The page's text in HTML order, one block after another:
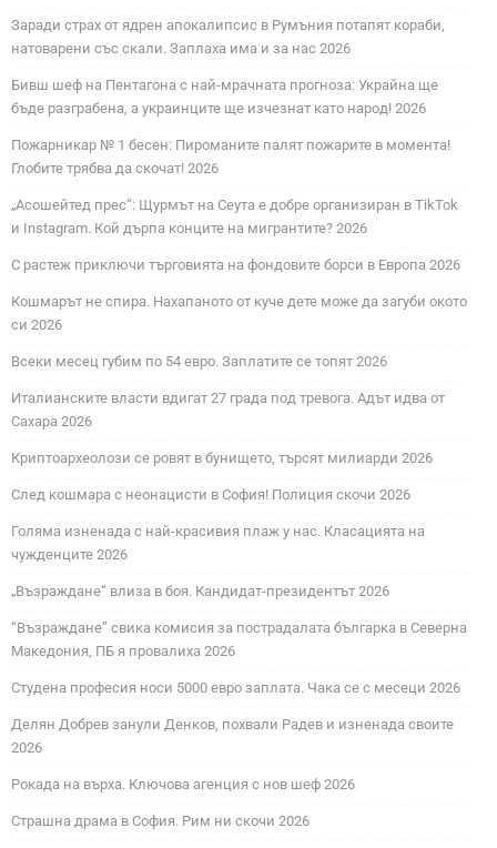
Заради страх от ядрен апокалипсис в Румъния потапят кораби,
натоварени със скали. Заплаха има и за нас 2026
Бивш шеф на Пентагона с най-мрачната прогноза: Украйна ще
бъде разграбена, а украинците ще изчезнат като народ! 2026
Пожарникар № 1 бесен: Пироманите палят пожарите в момента!
Глобите трябва да скочат! 2026
„Асошейтед прес“: Щурмът на Сеута е добре организиран в TikTok
и Instagram. Кой дърпа конците на мигрантите? 2026
С растеж приключи търговията на фондовите борси в Европа 2026
Кошмарът не спира. Нахапаното от куче дете може да загуби окото
си 2026
Всеки месец губим по 54 евро. Заплатите се топят 2026
Италианските власти вдигат 27 града под тревога. Адът идва от
Сахара 2026
Криптоархеолози се ровят в бунището, търсят милиарди 2026
След кошмара с неонацисти в София! Полиция скочи 2026
Голяма изненада с най-красивия плаж у нас. Класацията на
чужденците 2026
„Възраждане“ влиза в боя. Кандидат-президентът 2026
“Възраждане” свика комисия за пострадалата българка в Северна
Македония, ПБ я провалиха 2026
Студена професия носи 5000 евро заплата. Чака се с месеци 2026
Делян Добрев занули Денков, похвали Радев и изненада своите
2026
Рокада на върха. Ключова агенция с нов шеф 2026
Страшна драма в София. Рим ни скочи 2026